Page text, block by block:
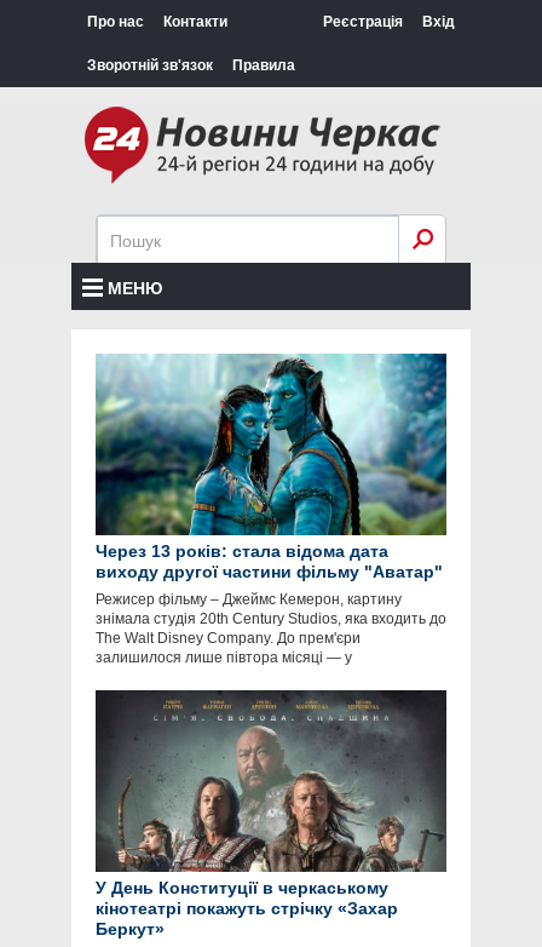
Про нас Контакти
Зворотній зв'язок Правила
Реєстрація Вхід
МЕНЮ
Через 13 років: стала відома дата
виходу другої частини фільму "Аватар"
Режисер фільму – Джеймс Кемерон, картину
знімала студія 20th Century Studios, яка входить до
The Walt Disney Company. До прем'єри
залишилося лише півтора місяці — у
У День Конституції в черкаському
кінотеатрі покажуть стрічку «Захар
Беркут»